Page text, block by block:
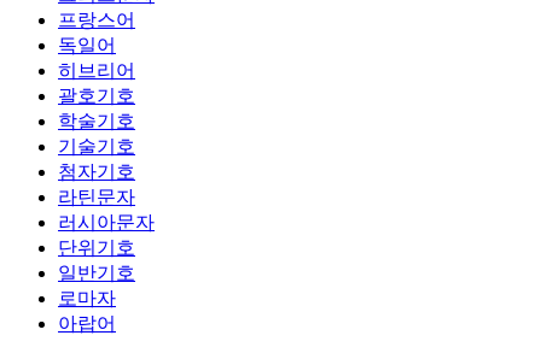
프랑스어
독일어
히브리어
괄호기호
학술기호
기술기호
첨자기호
라틴문자
러시아문자
단위기호
일반기호
로마자
아랍어